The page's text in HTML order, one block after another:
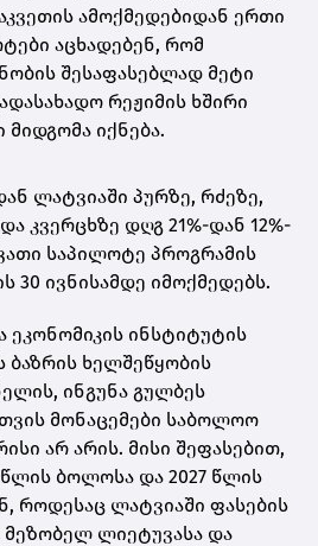
ამოქმედებიდან ერთი
აცხადებენ, რომ
შესაფასებლად მეტი
რეჟიმის ხშირი
იქნება.
ლატვიაში პურზე, რძეზე,
კვერცხზე დღგ 21%-დან 12%-
საპილოტე პროგრამის
30 ივნისამდე იმოქმედებს.
ეკონომიკის ინსტიტუტის
ხელშეწყობის
ინგუნა გულბეს
მონაცემები საბოლოო
არ არის. მისი შეფასებით,
ბოლოსა და 2027 წლის
როდესაც ლატვიაში ფასების
მეზობელ ლიეტუვასა და